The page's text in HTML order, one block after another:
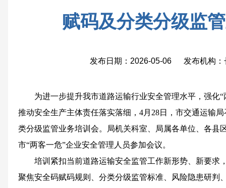
赋码及分类分级监
发布日期：2026-05-06 发布机构：
为进一步提升我市道路运输行业安全管理水平，强化
推动安全生产主体责任落实落细，4月28日，市交通运输
类分级监管业务培训会。局机关科室、局属各单位、各县
市“两客一危”企业安全管理人员参加会议。
培训紧扣当前道路运输安全监管工作新形势、新要求
聚焦安全码赋码规则、分类分级监管标准、风险隐患研判